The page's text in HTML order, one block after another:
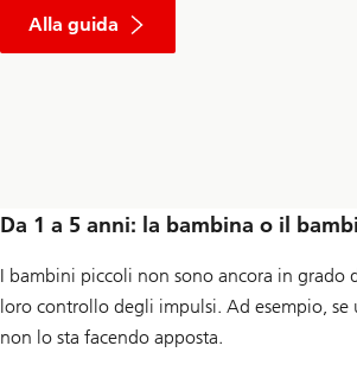
Alla guida
educazione
Da 1 a 5 anni: la bambina o il
I bambini piccoli non sono ancora in grado
loro controllo degli impulsi. Ad esempio,
non lo sta facendo apposta.